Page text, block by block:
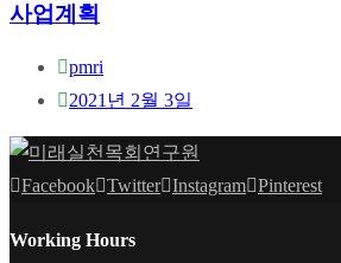
사업계획
pmri
2021년 2월 3일
Facebook Twitter Instagram Pinterest
Working Hours